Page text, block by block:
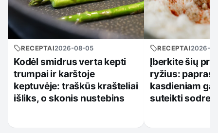
RECEPTAI2026-08-05
Kodėl smidrus verta kepti
trumpai ir karštoje
keptuvėje: traškūs krašteliai
išliks, o skonis nustebins
RECEPTAI2026-
Įberkite šių
ryžius:
kasdieniam
suteikti